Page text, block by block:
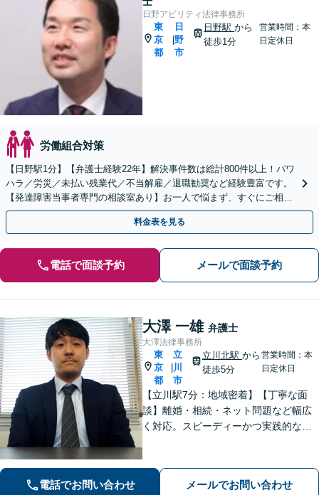
日野アビリティ法律事務所
東
京
都
日
野
市
日野駅から
徒歩1分
営業時間：本
日定休日
労働組合対策
【日野駅1分】【弁護士経験22年】解決事件数は総計800件以上！パワ
ハラ／労災／未払い残業代／不当解雇／退職勧奨など経験豊富です。
【発達障害当事者専門の相談室あり】お一人で悩まず、すぐにご相談
ください。【初回相談無料】【オンライン相談可】
料金表を見る
電話で面談予約 メールで面談予約
大澤 一雄 弁護士
大澤法律事務所
東
京
都
立
川
市
立川北駅 から
徒歩5分
営業時間：本
日定休日
【立川駅7分：地域密着】【丁寧な面
談】離婚・相続・ネット問題など幅広
く対応。スピーディーかつ実践的なア
緒に考えます。安心してご相談くださ
い。【電話・オンライン相談対応】
電話でお問い合わせ メールでお問い合わせ